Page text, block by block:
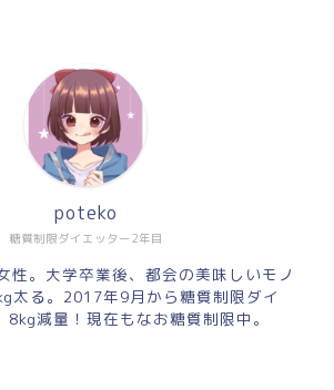
糖質制限ダイエッター2年目
poteko
性。大学卒業後、都会の美味しいモノ
太る。2017年9月から糖質制限ダイ
8kg減量！現在もなお糖質制限中。